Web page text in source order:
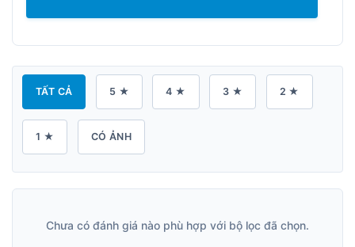
TẤT CẢ 5 ★ 4 ★ 3 ★ 2 ★
1 ★ CÓ ẢNH
Chưa có đánh giá nào phù hợp với bộ lọc đã chọn.